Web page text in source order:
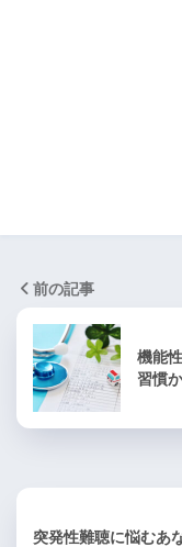
前の記事
機能
習慣
突発性難聴に悩むあ